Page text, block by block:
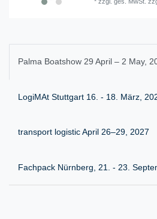
Palma Boatshow 29 April – 2 May,
LogiMAt Stuttgart 16. - 18. März,
transport logistic April 26–29, 2027
Fachpack Nürnberg, 21. - 23.